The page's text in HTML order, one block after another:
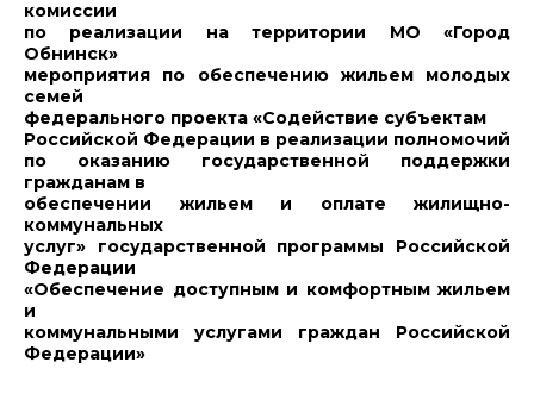
комиссии
по реализации на территории МО «Город
Обнинск»
мероприятия по обеспечению жильем молодых
семей
федерального проекта «Содействие субъектам
Российской Федерации в реализации полномочий
по оказанию государственной поддержки
гражданам в
обеспечении жильем и оплате жилищно-
коммунальных
услуг» государственной программы Российской
Федерации
«Обеспечение доступным и комфортным жильем
и
коммунальными услугами граждан Российской
Федерации»